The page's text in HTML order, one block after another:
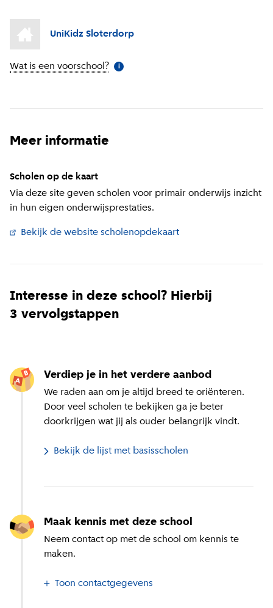
UniKidz Sloterdorp
Wat is een voorschool? Meer informatie
i
Meer informatie
Scholen op de kaart
Via deze site geven scholen voor primair onderwijs inzicht
in hun eigen onderwijsprestaties.
Bekijk de website scholenopdekaart
Interesse in deze school? Hierbij
3 vervolgstappen
Verdiep je in het verdere aanbod
We raden aan om je altijd breed te oriënteren.
Door veel scholen te bekijken ga je beter
doorkrijgen wat jij als ouder belangrijk vindt.
Bekijk de lijst met basisscholen
Maak kennis met deze school
Neem contact op met de school om kennis te
maken.
Toon contactgegevens